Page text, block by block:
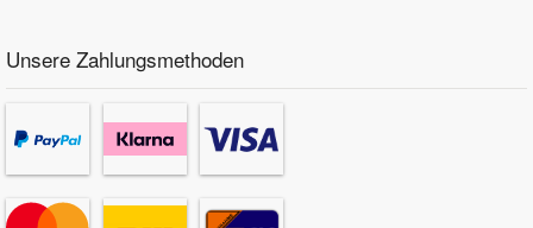
Unsere Zahlungsmethoden